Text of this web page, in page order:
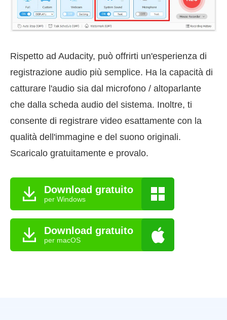
Rispetto ad Audacity, può offrirti un'esperienza di
registrazione audio più semplice. Ha la capacità di
catturare l'audio sia dal microfono / altoparlante
che dalla scheda audio del sistema. Inoltre, ti
consente di registrare video esattamente con la
qualità dell'immagine e del suono originali.
Scaricalo gratuitamente e provalo.
Download gratuito
per Windows
Download gratuito
per macOS